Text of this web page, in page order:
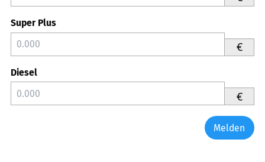
Super Plus
€
Diesel
€
Melden